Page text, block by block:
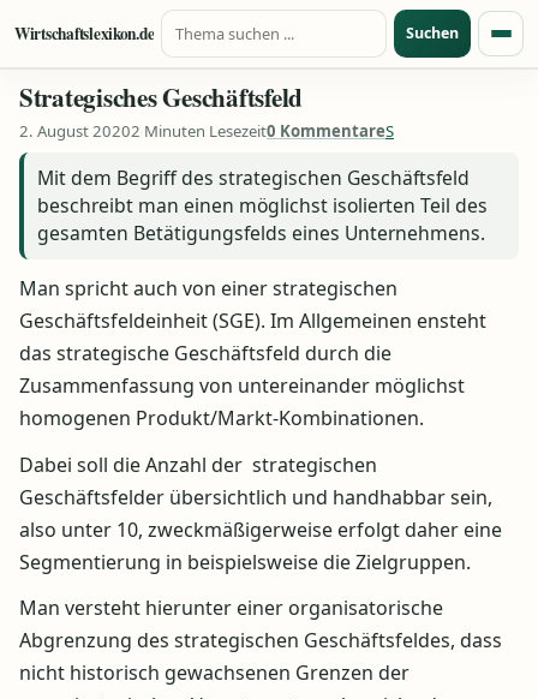
Zum Inhalt springen
Wirtschaftslexikon.de
Suche nach:
Suchen
Strategisches Geschäftsfeld
2. August 20202 Minuten Lesezeit0 KommentareS
Mit dem Begriff des strategischen Geschäftsfeld
beschreibt man einen möglichst isolierten Teil des
gesamten Betätigungsfelds eines Unternehmens.
Man spricht auch von einer strategischen
Geschäftsfeldeinheit (SGE). Im Allgemeinen ensteht
das strategische Geschäftsfeld durch die
Zusammenfassung von untereinander möglichst
homogenen Produkt/Markt-Kombinationen.
Dabei soll die Anzahl der strategischen
Geschäftsfelder übersichtlich und handhabbar sein,
also unter 10, zweckmäßigerweise erfolgt daher eine
Segmentierung in beispielsweise die Zielgruppen.
Man versteht hierunter einer organisatorische
Abgrenzung des strategischen Geschäftsfeldes, dass
nicht historisch gewachsenen Grenzen der